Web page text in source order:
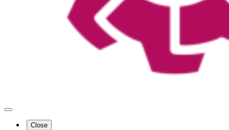
Close